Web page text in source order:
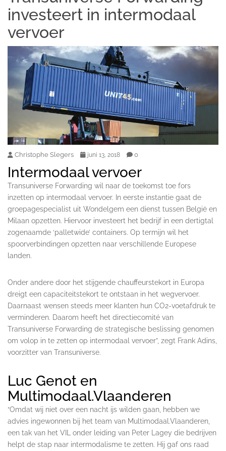
investeert in intermodaal
vervoer
Christophe Slegers juni 13, 2018 0
Intermodaal vervoer
Transuniverse Forwarding wil naar de toekomst toe fors
inzetten op intermodaal vervoer. In eerste instantie gaat de
groepagespecialist uit Wondelgem een dienst tussen België en
Milaan opzetten. Hiervoor investeert het bedrijf in een dertigtal
zogenaamde ‘palletwide’ containers. Op termijn wil het
spoorverbindingen opzetten naar verschillende Europese
landen.
Onder andere door het stijgende chauffeurstekort in Europa
dreigt een capaciteitstekort te ontstaan in het wegvervoer.
Daarnaast wensen steeds meer klanten hun CO2-voetafdruk te
verminderen. Daarom heeft het directiecomité van
Transuniverse Forwarding de strategische beslissing genomen
om volop in te zetten op intermodaal vervoer”, zegt Frank Adins,
voorzitter van Transuniverse.
Luc Genot en
Multimodaal.Vlaanderen
“Omdat wij niet over een nacht ijs wilden gaan, hebben we
advies ingewonnen bij het team van Multimodaal.Vlaanderen,
een tak van het VIL onder leiding van Peter Lagey die bedrijven
helpt de stap naar intermodalisme te zetten. Hij gaf ons raad